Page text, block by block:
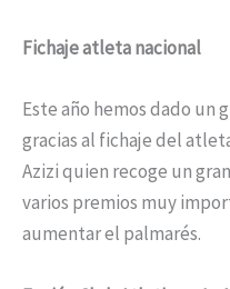
Fichaje atleta nacional
Este año hemos dado un
gracias al fichaje del
Azizi quien recoge un
varios premios muy
aumentar el palmarés.